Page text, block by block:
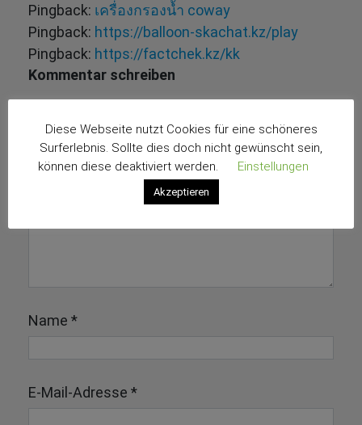
Pingback: เครื่องกรองน้ำ coway
Pingback: https://balloon-skachat.kz/play
Pingback: https://factchek.kz/kk
Kommentar schreiben
Erforderliche Felder sind mit *markiert
Name *
E-Mail-Adresse *
Diese Webseite nutzt Cookies für eine schöneres
Surferlebnis. Sollte dies doch nicht gewünscht sein,
können diese deaktiviert werden.
Einstellungen
Akzeptieren